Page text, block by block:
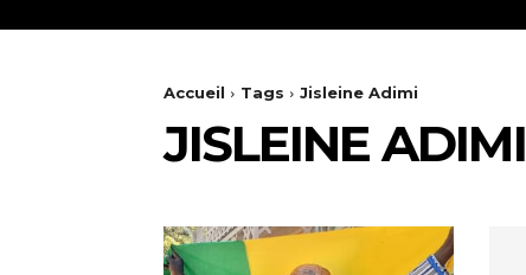
Accueil Tags Jisleine Adimi
JISLEINE ADIMI